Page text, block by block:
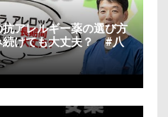
アレルギー薬の選び方
続けても大丈夫？ #八